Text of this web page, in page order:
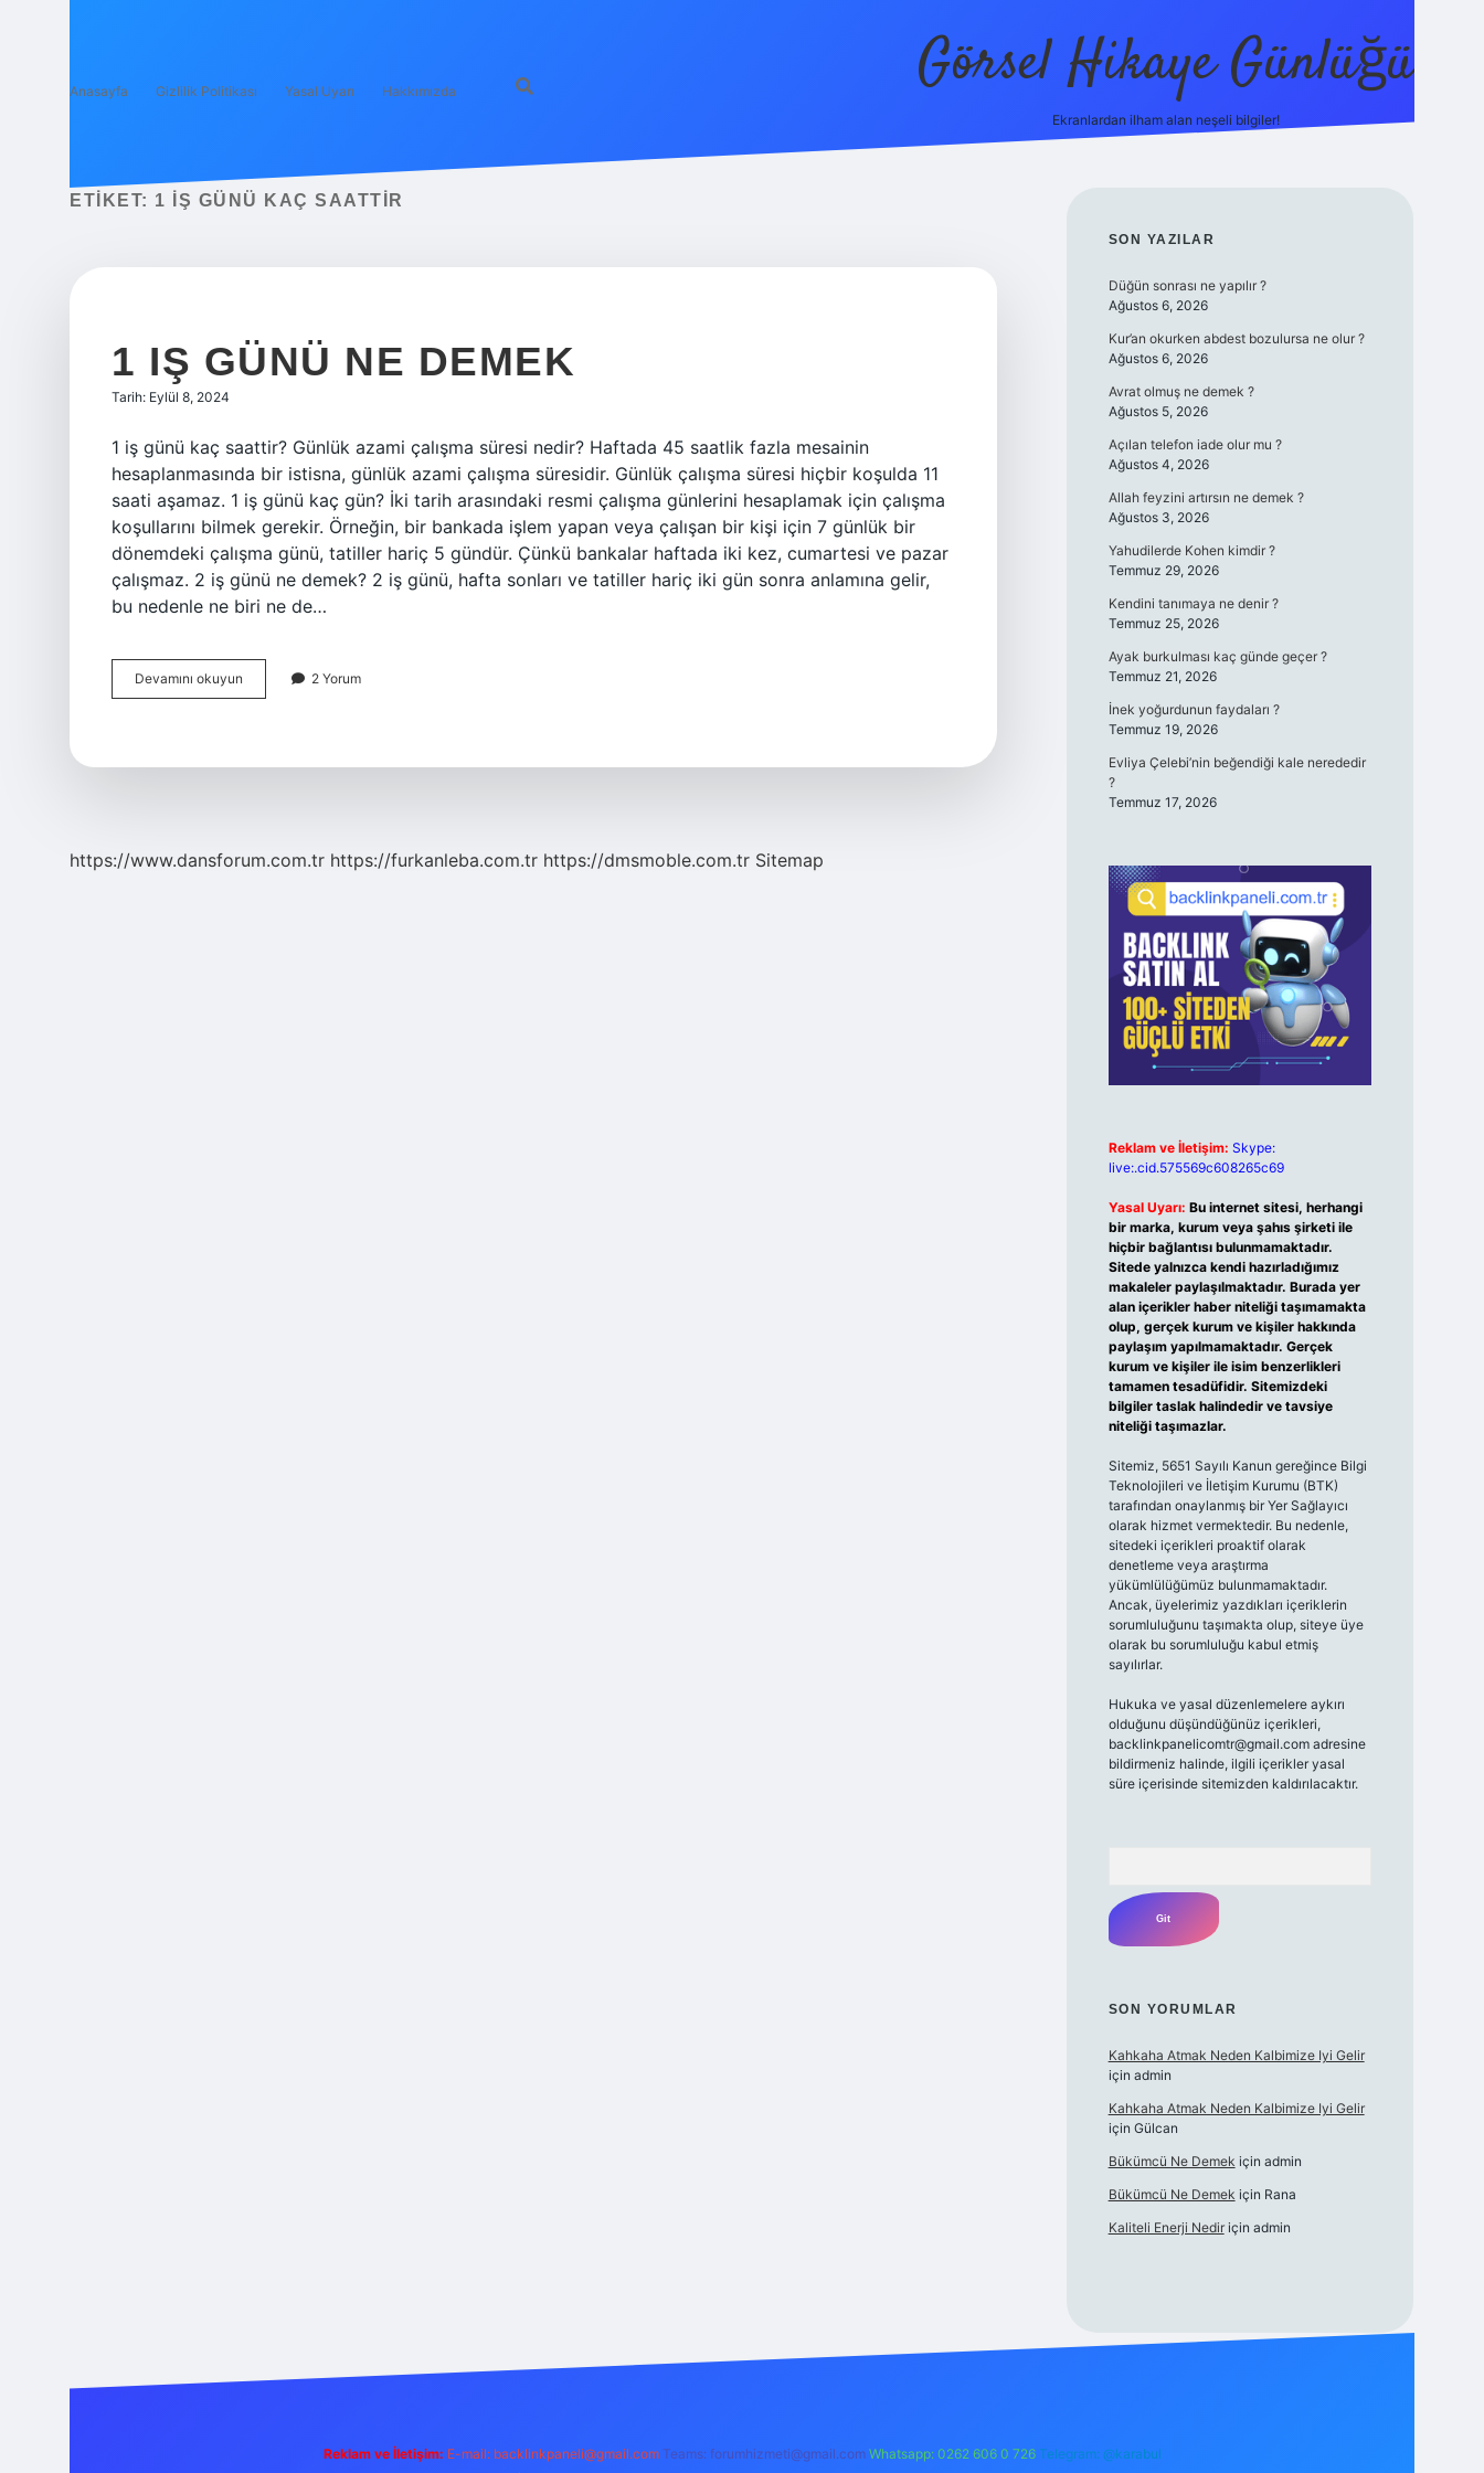
Anasayfa Gizlilik Politikası Yasal Uyarı Hakkımızda Görsel Hikaye Günlüğü
Ekranlardan ilham alan neşeli bilgiler!
ETIKET: 1 IŞ GÜNÜ KAÇ SAATTIR
1 IŞ GÜNÜ NE DEMEK
Tarih: Eylül 8, 2024
1 iş günü kaç saattir? Günlük azami çalışma süresi nedir? Haftada 45 saatlik fazla mesainin
hesaplanmasında bir istisna, günlük azami çalışma süresidir. Günlük çalışma süresi hiçbir koşulda 11
saati aşamaz. 1 iş günü kaç gün? İki tarih arasındaki resmi çalışma günlerini hesaplamak için çalışma
koşullarını bilmek gerekir. Örneğin, bir bankada işlem yapan veya çalışan bir kişi için 7 günlük bir
dönemdeki çalışma günü, tatiller hariç 5 gündür. Çünkü bankalar haftada iki kez, cumartesi ve pazar
çalışmaz. 2 iş günü ne demek? 2 iş günü, hafta sonları ve tatiller hariç iki gün sonra anlamına gelir,
bu nedenle ne biri ne de…
Devamını okuyun
Iş
2 Yorum
https://www.dansforum.com.tr https://furkanleba.com.tr https://dmsmoble.com.tr Sitemap
SIDEBAR
SON YAZILAR
Düğün sonrası ne yapılır ?
Ağustos 6, 2026
Kur’an okurken abdest bozulursa ne olur ?
Ağustos 6, 2026
Avrat olmuş ne demek ?
Ağustos 5, 2026
Açılan telefon iade olur mu ?
Ağustos 4, 2026
Allah feyzini artırsın ne demek ?
Ağustos 3, 2026
Yahudilerde Kohen kimdir ?
Temmuz 29, 2026
Kendini tanımaya ne denir ?
Temmuz 25, 2026
Ayak burkulması kaç günde geçer ?
Temmuz 21, 2026
İnek yoğurdunun faydaları ?
Temmuz 19, 2026
Evliya Çelebi’nin beğendiği kale nerededir
?
Temmuz 17, 2026
Reklam ve İletişim: Skype:
live:.cid.575569c608265c69
Yasal Uyarı: Bu internet sitesi, herhangi
bir marka, kurum veya şahıs şirketi ile
hiçbir bağlantısı bulunmamaktadır.
Sitede yalnızca kendi hazırladığımız
makaleler paylaşılmaktadır. Burada yer
alan içerikler haber niteliği taşımamakta
olup, gerçek kurum ve kişiler hakkında
paylaşım yapılmamaktadır. Gerçek
kurum ve kişiler ile isim benzerlikleri
tamamen tesadüfidir. Sitemizdeki
bilgiler taslak halindedir ve tavsiye
niteliği taşımazlar.
Sitemiz, 5651 Sayılı Kanun gereğince Bilgi
Teknolojileri ve İletişim Kurumu (BTK)
tarafından onaylanmış bir Yer Sağlayıcı
olarak hizmet vermektedir. Bu nedenle,
sitedeki içerikleri proaktif olarak
denetleme veya araştırma
yükümlülüğümüz bulunmamaktadır.
Ancak, üyelerimiz yazdıkları içeriklerin
sorumluluğunu taşımakta olup, siteye üye
olarak bu sorumluluğu kabul etmiş
sayılırlar.
Hukuka ve yasal düzenlemelere aykırı
olduğunu düşündüğünüz içerikleri,
backlinkpanelicomtr@gmail.comadresine
bildirmeniz halinde, ilgili içerikler yasal
süre içerisinde sitemizden kaldırılacaktır.
SON YORUMLAR
Kahkaha Atmak Neden Kalbimize Iyi Gelir
için admin
Kahkaha Atmak Neden Kalbimize Iyi Gelir
için Gülcan
Bükümcü Ne Demek için admin
Bükümcü Ne Demek için Rana
Kaliteli Enerji Nediriçin admin
Reklam ve İletişim: E-mail: backlinkpaneli@gmail.com Teams: forumhizmeti@gmail.com Whatsapp: 0262 606 0 726 Telegram: @karabul